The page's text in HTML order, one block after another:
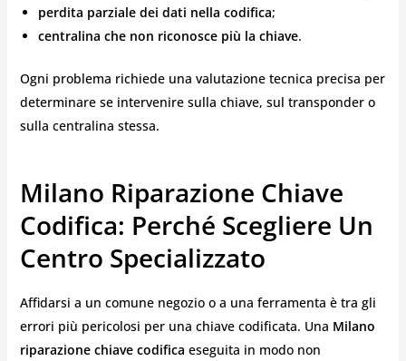
perdita parziale dei dati nella codifica;
centralina che non riconosce più la chiave.
Ogni problema richiede una valutazione tecnica precisa per
determinare se intervenire sulla chiave, sul transponder o
sulla centralina stessa.
Milano Riparazione Chiave
Codifica: Perché Scegliere Un
Centro Specializzato
Affidarsi a un comune negozio o a una ferramenta è tra gli
errori più pericolosi per una chiave codificata. Una Milano
riparazione chiave codifica eseguita in modo non